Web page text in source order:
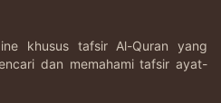
khusus tafsir Al-Quran yang
dan memahami tafsir ayat-